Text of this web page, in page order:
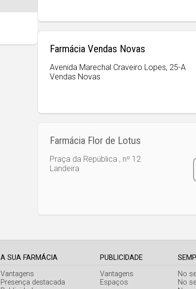
Farmácia Flor de Lotus
Praça da República , nº 12
Landeira
Farmácia Vendas Novas
Avenida Marechal Craveiro Lopes, 25-A
Vendas Novas
A SUA FARMÁCIA
Vantagens
Presença destacada
PUBLICIDADE
Vantagens
Espaços
No
No